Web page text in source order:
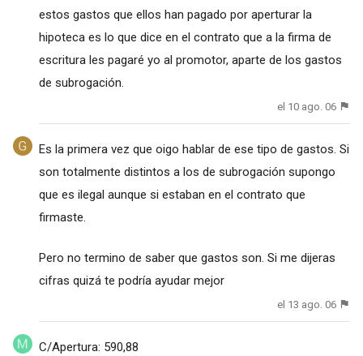
estos gastos que ellos han pagado por aperturar la
hipoteca es lo que dice en el contrato que a la firma de
escritura les pagaré yo al promotor, aparte de los gastos
de subrogación.
el 10 ago. 06
Es la primera vez que oigo hablar de ese tipo de gastos. Si
son totalmente distintos a los de subrogación supongo
que es ilegal aunque si estaban en el contrato que
firmaste.
Pero no termino de saber que gastos son. Si me dijeras
cifras quizá te podría ayudar mejor
el 13 ago. 06
C/Apertura: 590,88